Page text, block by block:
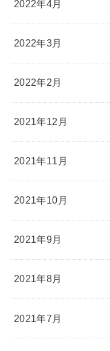
2022年4月
2022年3月
2022年2月
2021年12月
2021年11月
2021年10月
2021年9月
2021年8月
2021年7月